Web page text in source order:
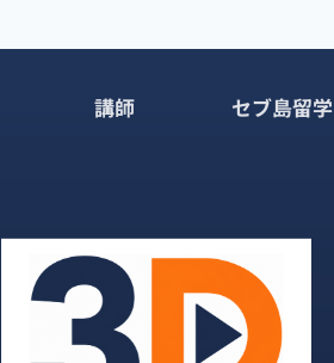
講師 セブ島留学